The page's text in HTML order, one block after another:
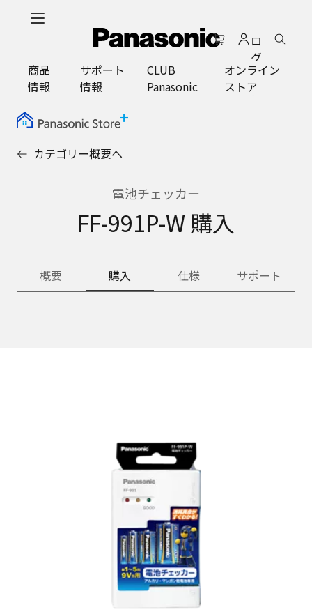
ロ
グ
イ
ン
商品
情報
サポート
情報
CLUB
Panasonic
オンライン
ストア
カテゴリー概要へ
電池チェッカー
FF-991P-W 購入
概要 購入 仕様 サポート